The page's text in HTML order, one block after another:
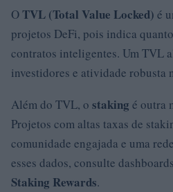
OTVL (Total Value Locked) é
projetos DeFi, pois indica
contratos inteligentes. Um TVL
investidores e atividade robusta
Além do TVL, o staking é outra
Projetos com altas taxas de
comunidade engajada e uma
esses dados, consulte
Staking Rewards.